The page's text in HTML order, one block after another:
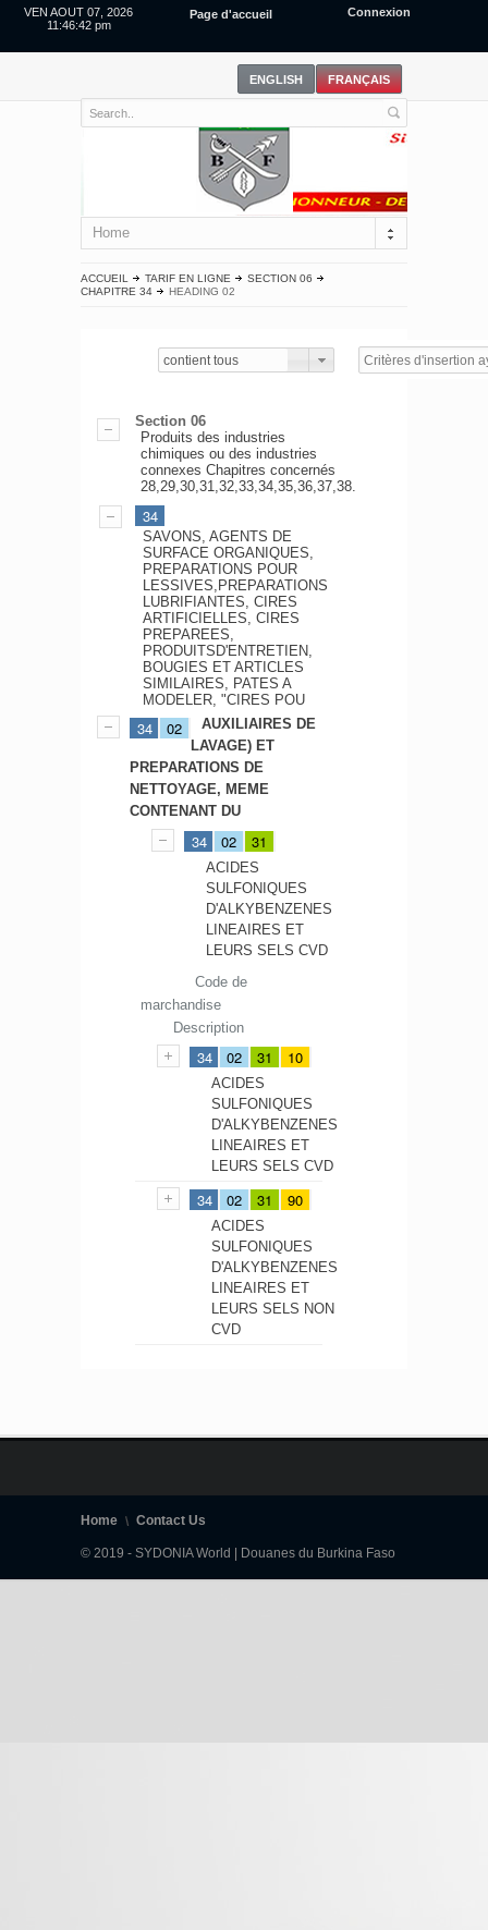
VEN AOUT 07, 2026
11:46:42 pm
Page d'accueil Connexion
Home
ACCUEIL TARIF EN LIGNE
SECTION 06
CHAPITRE 34
HEADING 02
contient tous
Section 06
Produits des industries
chimiques ou des industries
connexes Chapitres concernés
28,29,30,31,32,33,34,35,36,37,38.
34
SAVONS, AGENTS DE
SURFACE ORGANIQUES,
PREPARATIONS POUR
LESSIVES,PREPARATIONS
LUBRIFIANTES, CIRES
ARTIFICIELLES, CIRES
PREPAREES,
PRODUITSD'ENTRETIEN,
BOUGIES ET ARTICLES
SIMILAIRES, PATES A
MODELER, "CIRES POU
34 02
AUXILIAIRES DE
LAVAGE) ET
PREPARATIONS DE
NETTOYAGE, MEME
CONTENANT DU
34 02 31
ACIDES
SULFONIQUES
D'ALKYBENZENES
LINEAIRES ET
LEURS SELS CVD
Code de
marchandise
Description
34 02 31 10
ACIDES
SULFONIQUES
D'ALKYBENZENES
LINEAIRES ET
LEURS SELS CVD
34 02 31 90
ACIDES
SULFONIQUES
D'ALKYBENZENES
LINEAIRES ET
LEURS SELS NON
CVD
Home Contact Us
© 2019 - SYDONIA World | Douanes du Burkina Faso